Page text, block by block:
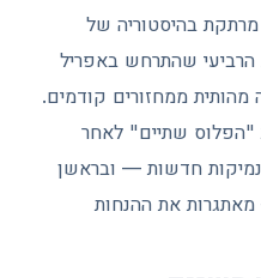
מרתקת בהיסטוריה של
הרביעי שהתרחש באפריל
מהותית ממחזורים קודמים.
"הפלוס שתיים" לאחר
חדשות — ובראשן
את ההנחות